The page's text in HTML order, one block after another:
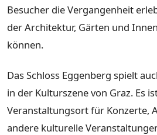
Besucher die Vergangenheit
der Architektur, Gärten und
können.
Das Schloss Eggenberg spielt
in der Kulturszene von Graz. Es
Veranstaltungsort für Konzerte,
andere kulturelle